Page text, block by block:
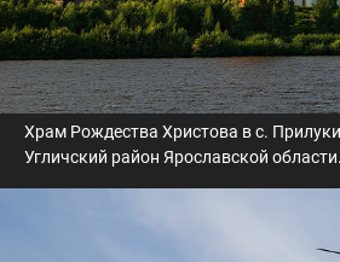
Храм Рождества Христова в с.
Угличский район Ярославской области.